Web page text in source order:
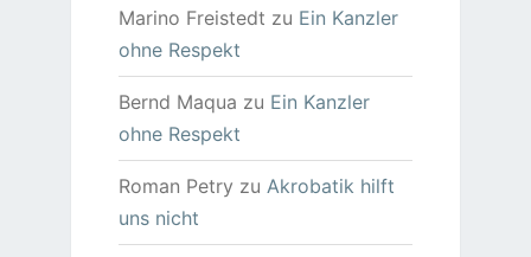
Marino Freistedt zu Ein Kanzler
ohne Respekt
Bernd Maqua zu Ein Kanzler
ohne Respekt
Roman Petry zu Akrobatik hilft
uns nicht